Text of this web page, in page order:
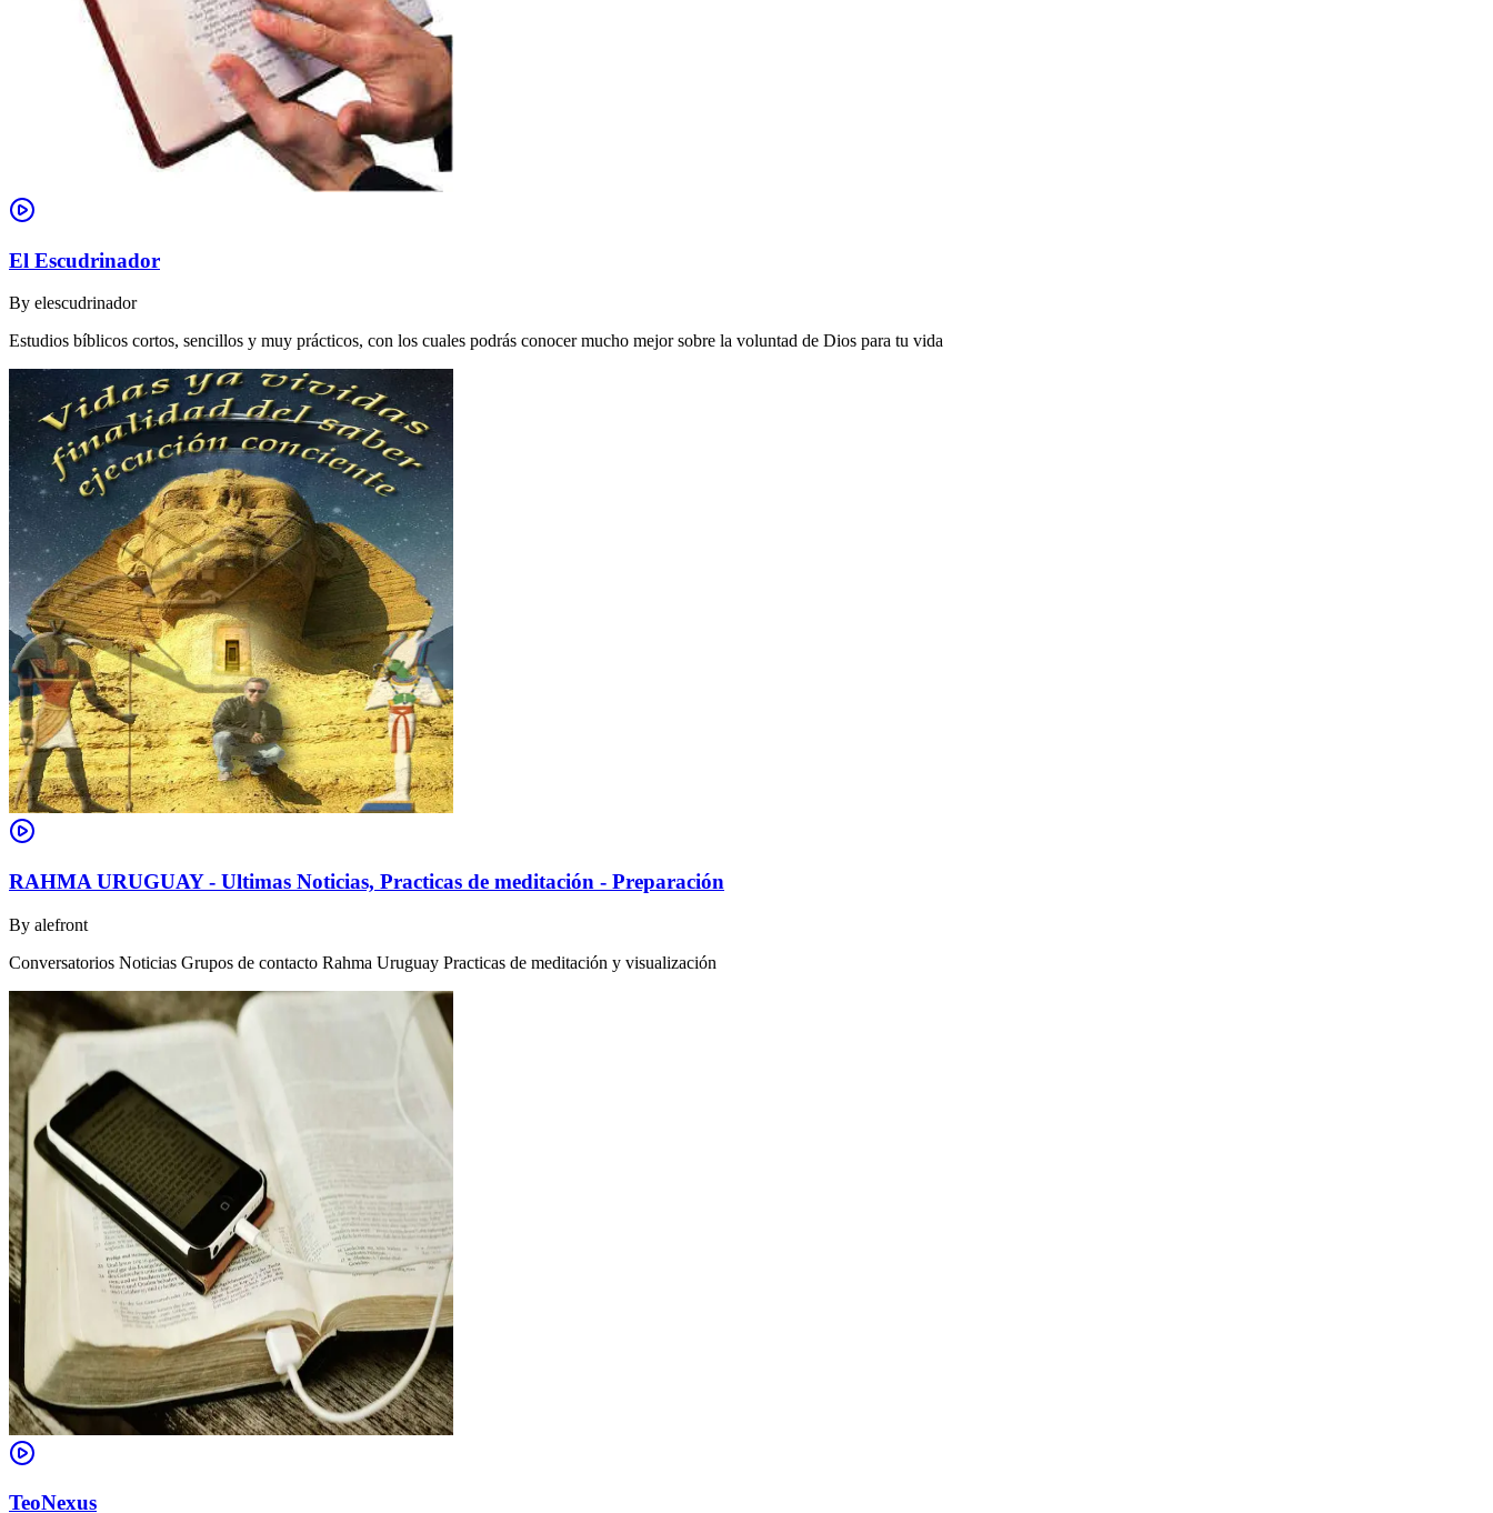
El Escudrinador
By elescudrinador
Estudios bíblicos cortos, sencillos y muy prácticos, con los cuales podrás conocer mucho mejor sobre la voluntad de Dios para tu vida
RAHMA URUGUAY - Ultimas Noticias, Practicas de meditación - Preparación
By alefront
Conversatorios Noticias Grupos de contacto Rahma Uruguay Practicas de meditación y visualización
TeoNexus